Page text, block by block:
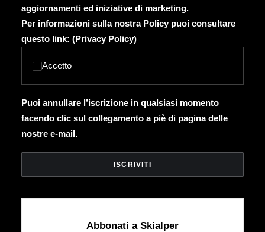
aggiornamenti ed iniziative di marketing.
Per informazioni sulla nostra Policy puoi consultare
questo link: (Privacy Policy)
Accetto
Puoi annullare l’iscrizione in qualsiasi momento
facendo clic sul collegamento a piè di pagina delle
nostre e-mail.
Abbonati a Skialper